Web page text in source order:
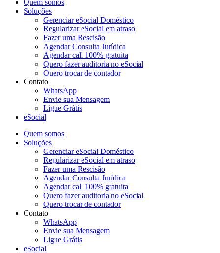
Quem somos
Soluções
Gerenciar eSocial Doméstico
Regularizar eSocial em atraso
Fazer uma Rescisão
Agendar Consulta Jurídica
Agendar call 100% gratuita
Quero fazer auditoria no eSocial
Quero trocar de contador
Contato
WhatsApp
Envie sua Mensagem
Ligue Grátis
eSocial
Quem somos
Soluções
Gerenciar eSocial Doméstico
Regularizar eSocial em atraso
Fazer uma Rescisão
Agendar Consulta Jurídica
Agendar call 100% gratuita
Quero fazer auditoria no eSocial
Quero trocar de contador
Contato
WhatsApp
Envie sua Mensagem
Ligue Grátis
eSocial